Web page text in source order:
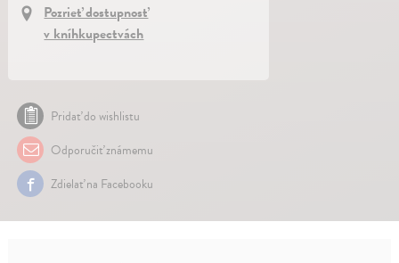
Pozrieť dostupnosť
v kníhkupectvách
Pridať do wishlistu
Odporučiť známemu
Zdielať na Facebooku